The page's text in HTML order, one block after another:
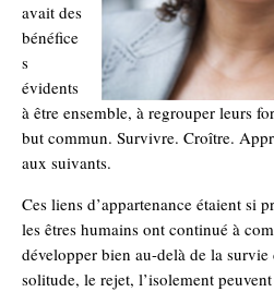
avait des
bénéfice
s
évidents
à être ensemble, à regrouper leurs
but commun. Survivre. Croître.
aux suivants.
Ces liens d’appartenance étaient si
les êtres humains ont continué à
développer bien au-delà de la
solitude, le rejet, l’isolement